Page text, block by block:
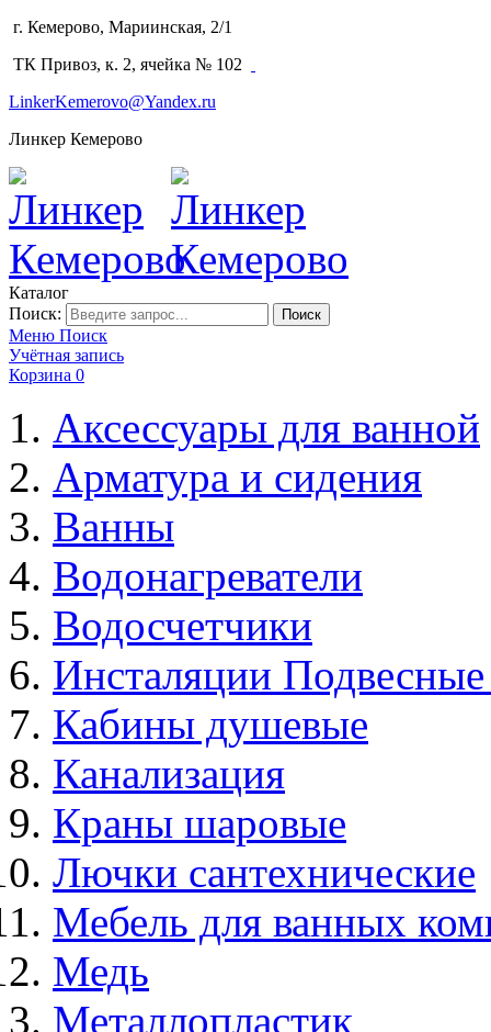
г. Кемерово, Мариинская, 2/1
ТК Привоз, к. 2, ячейка № 102
LinkerKemerovo@Yandex.ru
Линкер Кемерово
Каталог
Поиск:
Поиск
Меню Поиск
Учётная запись
Корзина 0
Аксессуары для ванной
Арматура и сидения
Ванны
Водонагреватели
Водосчетчики
Инсталяции
Кабины душевые
Канализация
Краны шаровые
Лючки сантехнические
Мебель для ванных
Медь
Металлопластик